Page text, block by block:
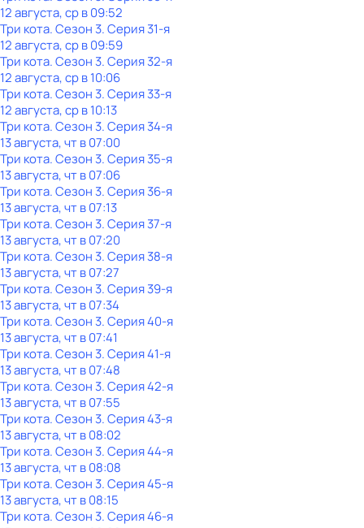
12 августа, ср в 09:52
Три кота. Сезон 3. Серия 31-я
12 августа, ср в 09:59
Три кота. Сезон 3. Серия 32-я
12 августа, ср в 10:06
Три кота. Сезон 3. Серия 33-я
12 августа, ср в 10:13
Три кота. Сезон 3. Серия 34-я
13 августа, чт в 07:00
Три кота. Сезон 3. Серия 35-я
13 августа, чт в 07:06
Три кота. Сезон 3. Серия 36-я
13 августа, чт в 07:13
Три кота. Сезон 3. Серия 37-я
13 августа, чт в 07:20
Три кота. Сезон 3. Серия 38-я
13 августа, чт в 07:27
Три кота. Сезон 3. Серия 39-я
13 августа, чт в 07:34
Три кота. Сезон 3. Серия 40-я
13 августа, чт в 07:41
Три кота. Сезон 3. Серия 41-я
13 августа, чт в 07:48
Три кота. Сезон 3. Серия 42-я
13 августа, чт в 07:55
Три кота. Сезон 3. Серия 43-я
13 августа, чт в 08:02
Три кота. Сезон 3. Серия 44-я
13 августа, чт в 08:08
Три кота. Сезон 3. Серия 45-я
13 августа, чт в 08:15
Три кота. Сезон 3. Серия 46-я